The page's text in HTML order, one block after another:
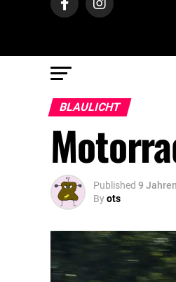
BLAULICHT
Published 9
Byots